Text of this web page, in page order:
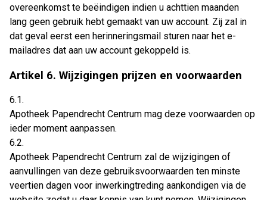
overeenkomst te beëindigen indien u achttien maanden
lang geen gebruik hebt gemaakt van uw account. Zij zal in
dat geval eerst een herinneringsmail sturen naar het e-
mailadres dat aan uw account gekoppeld is.
Artikel 6. Wijzigingen prijzen en voorwaarden
6.1.
Apotheek Papendrecht Centrum mag deze voorwaarden op
ieder moment aanpassen.
6.2.
Apotheek Papendrecht Centrum zal de wijzigingen of
aanvullingen van deze gebruiksvoorwaarden ten minste
veertien dagen voor inwerkingtreding aankondigen via de